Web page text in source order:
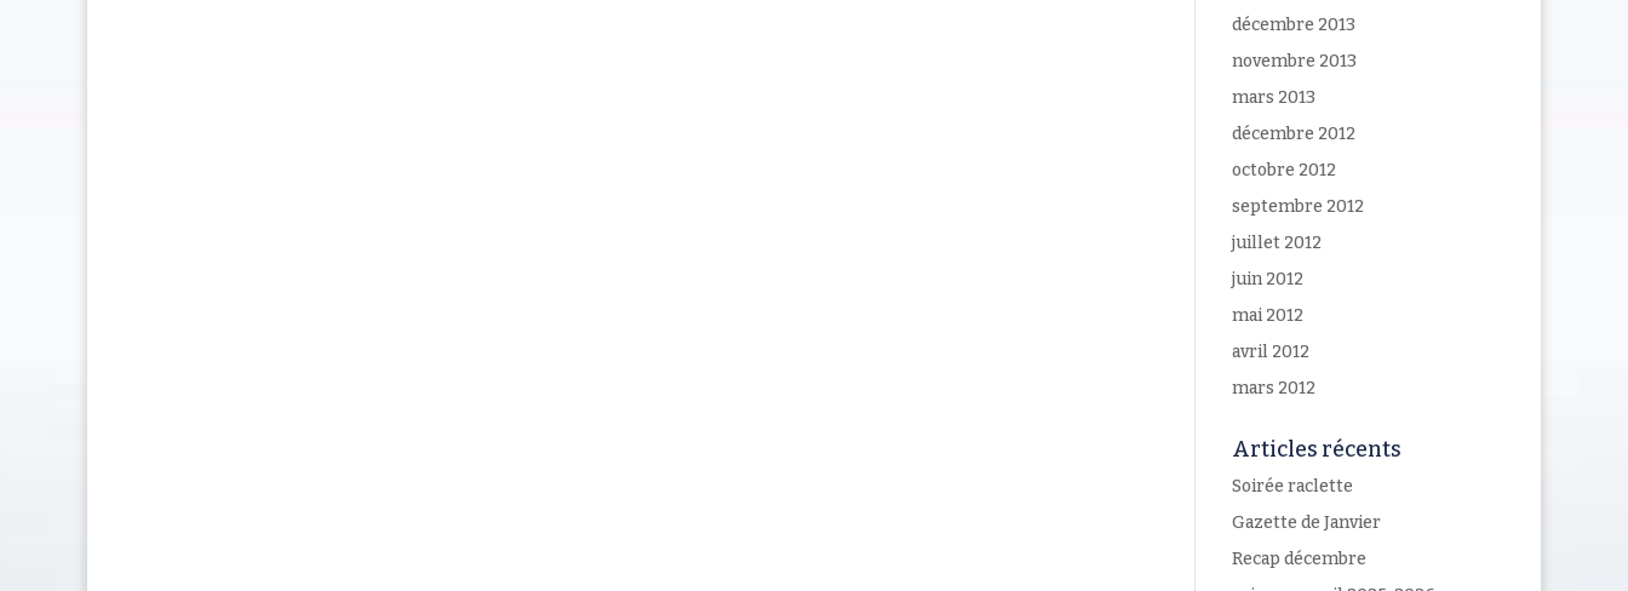
décembre 2013
novembre 2013
mars 2013
décembre 2012
octobre 2012
septembre 2012
juillet 2012
juin 2012
mai 2012
avril 2012
mars 2012
Articles récents
Soirée raclette
Gazette de Janvier
Recap décembre